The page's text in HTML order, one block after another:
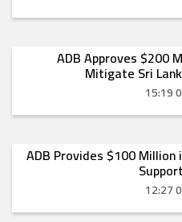
ADB Approves $200
Mitigate Sri
ADB Provides $100 Million